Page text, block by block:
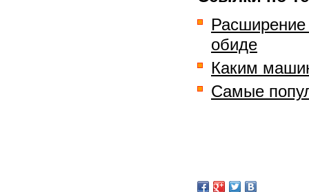
Расширение
обиде
Каким
Самые